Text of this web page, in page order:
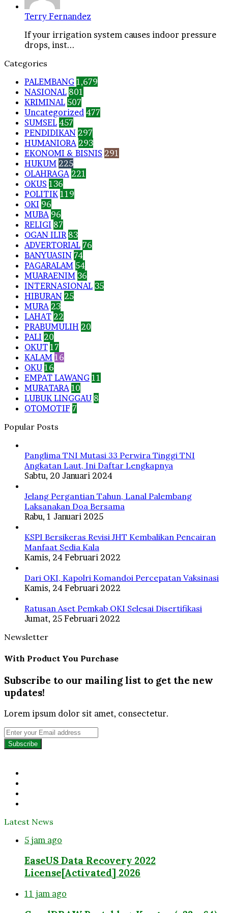
Terry Fernandez
If your irrigation system causes indoor pressure
drops, inst...
Categories
PALEMBANG 1,679
NASIONAL 801
KRIMINAL 507
Uncategorized 477
SUMSEL 457
PENDIDIKAN 297
HUMANIORA 293
EKONOMI & BISNIS 291
HUKUM 225
OLAHRAGA 221
OKUS 136
POLITIK 119
OKI 96
MUBA 96
RELIGI 87
OGAN ILIR 83
ADVERTORIAL 76
BANYUASIN 74
PAGARALAM 54
MUARAENIM 36
INTERNASIONAL 35
HIBURAN 25
MURA 23
LAHAT 22
PRABUMULIH 20
PALI 20
OKUT 17
KALAM 16
OKU 16
EMPAT LAWANG 11
MURATARA 10
LUBUK LINGGAU 8
OTOMOTIF 7
Popular Posts
Panglima TNI Mutasi 33 Perwira Tinggi TNI
Angkatan Laut, Ini Daftar Lengkapnya
Sabtu, 20 Januari 2024
Jelang Pergantian Tahun, Lanal Palembang
Laksanakan Doa Bersama
Rabu, 1 Januari 2025
KSPI Bersikeras Revisi JHT Kembalikan Pencairan
Manfaat Sedia Kala
Kamis, 24 Februari 2022
Dari OKI, Kapolri Komandoi Percepatan Vaksinasi
Kamis, 24 Februari 2022
Ratusan Aset Pemkab OKI Selesai Disertifikasi
Jumat, 25 Februari 2022
Newsletter
With Product You Purchase
Subscribe to our mailing list to get the new
updates!
Lorem ipsum dolor sit amet, consectetur.
Enter
your
Email
Latest News
5 jam ago
EaseUS Data Recovery 2022
License[Activated] 2026
11 jam ago